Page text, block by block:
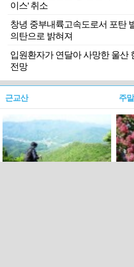
이스' 취소
창녕 중부내륙고속도로서 포탄
의탄으로 밝혀져
입원환자가 연달아 사망한 울산
전망
근교산 주